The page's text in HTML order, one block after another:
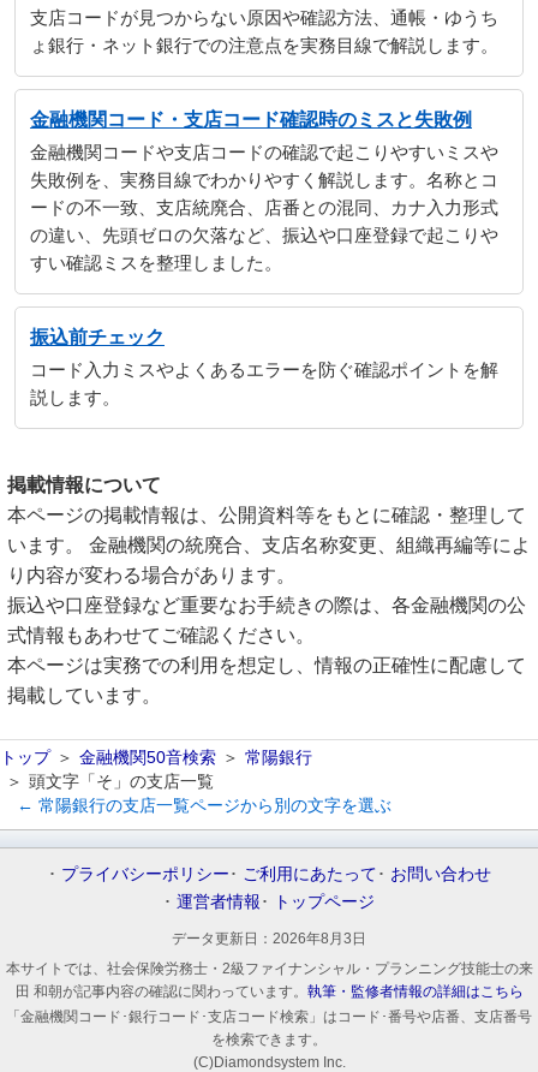
支店コードが見つからない原因や確認方法、通帳・ゆうち
ょ銀行・ネット銀行での注意点を実務目線で解説します。
金融機関コード・支店コード確認時のミスと失敗例
金融機関コードや支店コードの確認で起こりやすいミスや
失敗例を、実務目線でわかりやすく解説します。名称とコ
ードの不一致、支店統廃合、店番との混同、カナ入力形式
の違い、先頭ゼロの欠落など、振込や口座登録で起こりや
すい確認ミスを整理しました。
振込前チェック
コード入力ミスやよくあるエラーを防ぐ確認ポイントを解
説します。
掲載情報について
本ページの掲載情報は、公開資料等をもとに確認・整理して
います。 金融機関の統廃合、支店名称変更、組織再編等によ
り内容が変わる場合があります。
振込や口座登録など重要なお手続きの際は、各金融機関の公
式情報もあわせてご確認ください。
本ページは実務での利用を想定し、情報の正確性に配慮して
掲載しています。
トップ 金融機関50音検索
常陽銀行
頭文字「そ」の支店一覧
← 常陽銀行の支店一覧ページから別の文字を選ぶ
プライバシーポリシー ご利用にあたって
お問い合わせ
運営者情報
トップページ
データ更新日： 2026年8月3日
本サイトでは、社会保険労務士・2級ファイナンシャル・プランニング技能士の来
田 和朝が記事内容の確認に関わっています。 執筆・監修者情報の詳細はこちら
「金融機関コード･銀行コード･支店コード検索」はコード･番号や店番、支店番号
を検索できます。
(C)Diamondsystem Inc.